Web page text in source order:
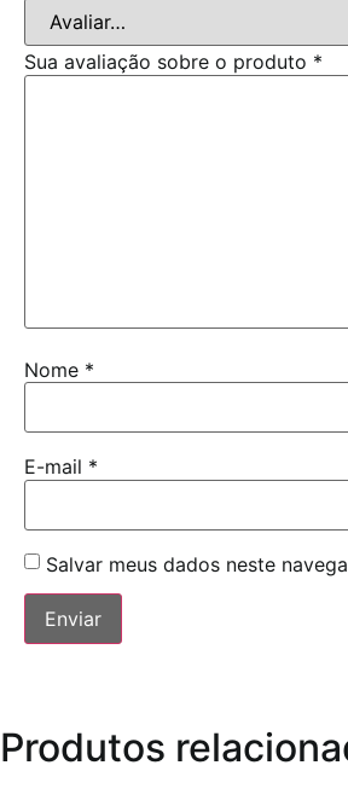
Sua avaliação sobre o produto *
Nome *
E-mail *
Salvar meus dados neste
Produtos